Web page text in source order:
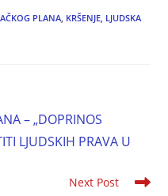
PLANA, KRŠENJE, LJUDSKA
– „DOPRINOS
LJUDSKIH PRAVA U
Next Post